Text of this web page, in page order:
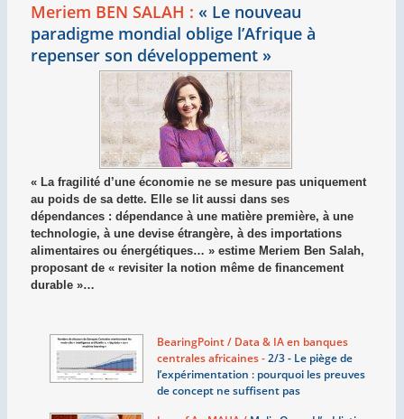
Meriem BEN SALAH : « Le nouveau
paradigme mondial oblige l’Afrique à
repenser son développement »
« La fragilité d’une économie ne se mesure pas uniquement
au poids de sa dette. Elle se lit aussi dans ses
dépendances : dépendance à une matière première, à une
technologie, à une devise étrangère, à des importations
alimentaires ou énergétiques… » estime Meriem Ben Salah,
proposant de « revisiter la notion même de financement
durable »…
BearingPoint / Data & IA en banques
centrales africaines -2/3 - Le piège de
l’expérimentation : pourquoi les preuves
de concept ne suffisent pas